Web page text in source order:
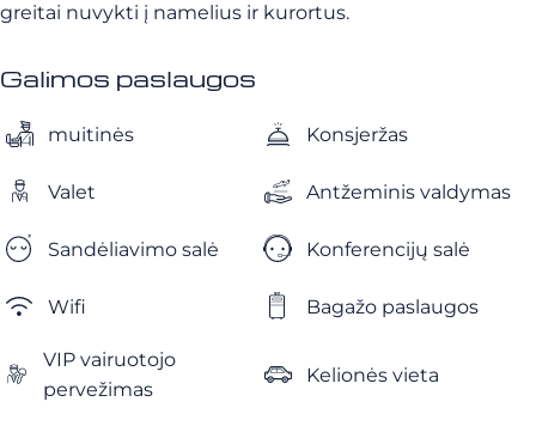
greitai nuvykti į namelius ir kurortus.
Galimos paslaugos
muitinės Konsjeržas
Valet Antžeminis valdymas
Sandėliavimo salė Konferencijų salė
Wifi Bagažo paslaugos
VIP vairuotojo
pervežimas
Kelionės vieta